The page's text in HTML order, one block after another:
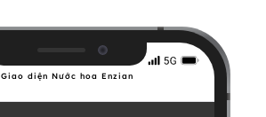
Giao diện Nước hoa Enzian